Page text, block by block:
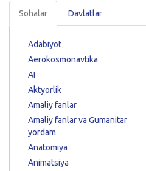
Sohalar Davlatlar
Adabiyot
Aerokosmonavtika
AI
Aktyorlik
Amaliy fanlar
Amaliy fanlar va Gumanitar
yordam
Anatomiya
Animatsiya